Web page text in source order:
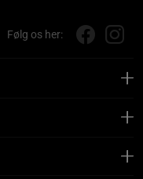
Følg os her: